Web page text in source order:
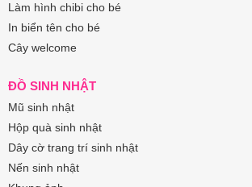
Làm hình chibi cho bé
In biển tên cho bé
Cây welcome
ĐỒ SINH NHẬT
Mũ sinh nhật
Hộp quà sinh nhật
Dây cờ trang trí sinh nhật
Nến sinh nhật